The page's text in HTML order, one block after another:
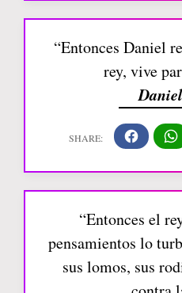
“Entonces Daniel
rey, vive
“Entonces el
pensamientos lo
sus lomos, sus